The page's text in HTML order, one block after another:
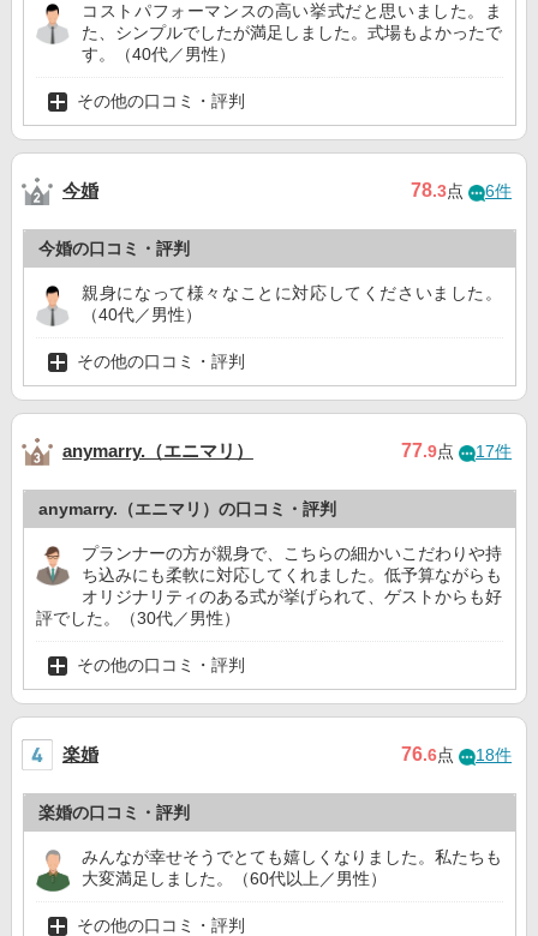
コストパフォーマンスの高い挙式だと思いました。ま
た、シンプルでしたが満足しました。式場もよかったで
す。（40代／男性）
その他の口コミ・評判
今婚 78.3点 6件
今婚の口コミ・評判
親身になって様々なことに対応してくださいました。
（40代／男性）
その他の口コミ・評判
anymarry.（エニマリ） 77.9点 17件
anymarry.（エニマリ）の口コミ・評判
プランナーの方が親身で、こちらの細かいこだわりや持
ち込みにも柔軟に対応してくれました。低予算ながらも
オリジナリティのある式が挙げられて、ゲストからも好
評でした。（30代／男性）
その他の口コミ・評判
楽婚 76.6点 18件
楽婚の口コミ・評判
みんなが幸せそうでとても嬉しくなりました。私たちも
大変満足しました。（60代以上／男性）
その他の口コミ・評判